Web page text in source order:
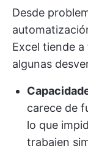
Desde
Excel tiende
algunas
carece de
lo que
trabajen